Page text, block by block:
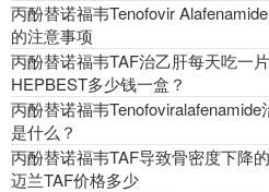
丙酚替诺福韦Tenofovir
的注意事项
丙酚替诺福韦TAF治乙肝每天吃一
HEPBEST多少钱一盒？
丙酚替诺福韦
是什么？
丙酚替诺福韦TAF导致骨密度下降
迈兰TAF价格多少